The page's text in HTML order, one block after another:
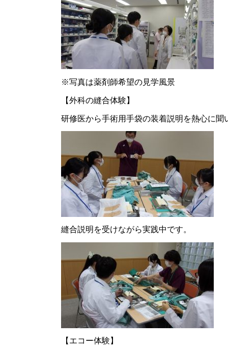
※写真は薬剤師希望の見学風景
【外科の縫合体験】
研修医から手術用手袋の装着説明を熱心に聞
縫合説明を受けながら実践中です。
【エコー体験】